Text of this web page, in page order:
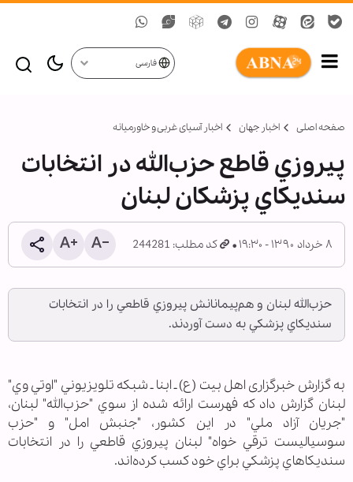
فارسی
صفحه اصلی اخبار جهان اخبار آسیای غربی و خاورمیانه
پيروزي قاطع حزب‌الله در انتخابات
سنديكاي پزشكان لبنان
۸ خرداد ۱۳۹۰ - ۱۹:۳۰ کد مطلب: 244281
حزب‌الله لبنان و هم‌پيمانانش پيروزي قاطعي را در انتخابات
سنديكاي پزشكي به دست آوردند.
به گزارش خبرگزاری اهل بیت (ع) ـ ابنا ـ شبكه تلويزيوني "اوتي وي"
لبنان گزارش داد كه فهرست ارائه شده از سوي "حزب‌الله" لبنان،
"جريان آزاد ملي" در اين كشور، "جنبش امل" و "حزب
سوسياليست ترقي خواه" لبنان پيروزي قاطعي را در انتخابات
سنديكاهاي پزشكي براي خود كسب كرده‌اند.